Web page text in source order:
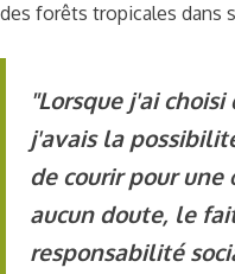
des forêts tropicales dans
"Lorsque j'ai choisi
j'avais la
de courir pour
aucun doute, le
responsabilité